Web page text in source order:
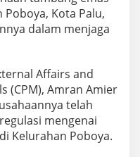
Kota Palu,
dalam menjaga
Affairs and
(CPM), Amran Amier
telah
mengenai
Kelurahan Poboya.